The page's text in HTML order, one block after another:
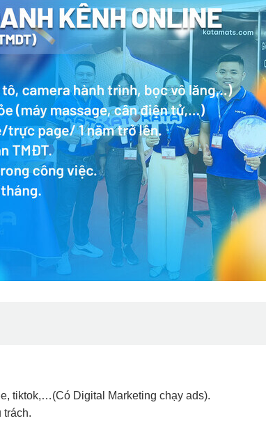
tiktok,…(Có Digital Marketing chạy ads).
trách.